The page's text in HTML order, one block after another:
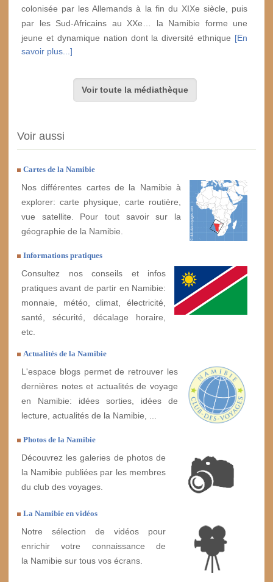
colonisée par les Allemands à la fin du XIXe siècle, puis
par les Sud-Africains au XXe… la Namibie forme une
jeune et dynamique nation dont la diversité ethnique [En
savoir plus...]
Voir toute la médiathèque
Voir aussi
Cartes de la Namibie
Nos différentes cartes de la Namibie à
explorer: carte physique, carte routière,
vue satellite. Pour tout savoir sur la
géographie de la Namibie.
Informations pratiques
Consultez nos conseils et infos
pratiques avant de partir en Namibie:
monnaie, météo, climat, électricité,
santé, sécurité, décalage horaire,
etc.
Actualités de la Namibie
L'espace blogs permet de retrouver les
dernières notes et actualités de voyage
en Namibie: idées sorties, idées de
lecture, actualités de la Namibie, ...
Photos de la Namibie
Découvrez les galeries de photos de
la Namibie publiées par les membres
du club des voyages.
La Namibie en vidéos
Notre sélection de vidéos pour
enrichir votre connaissance de
la Namibie sur tous vos écrans.